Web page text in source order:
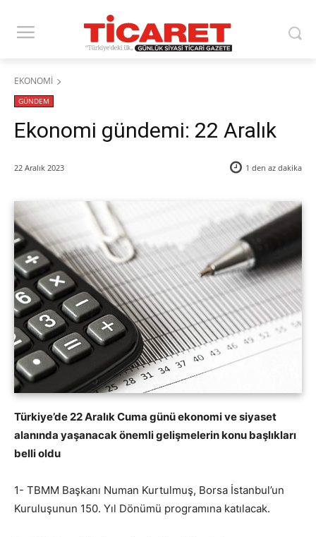
EKONOMİ
GÜNDEM
Ekonomi gündemi: 22 Aralık
22 Aralık 2023 1 den az dakika
Türkiye’de 22 Aralık Cuma günü ekonomi ve siyaset
alanında yaşanacak önemli gelişmelerin konu başlıkları
belli oldu
1- TBMM Başkanı Numan Kurtulmuş, Borsa İstanbul’un
Kuruluşunun 150. Yıl Dönümü programına katılacak.